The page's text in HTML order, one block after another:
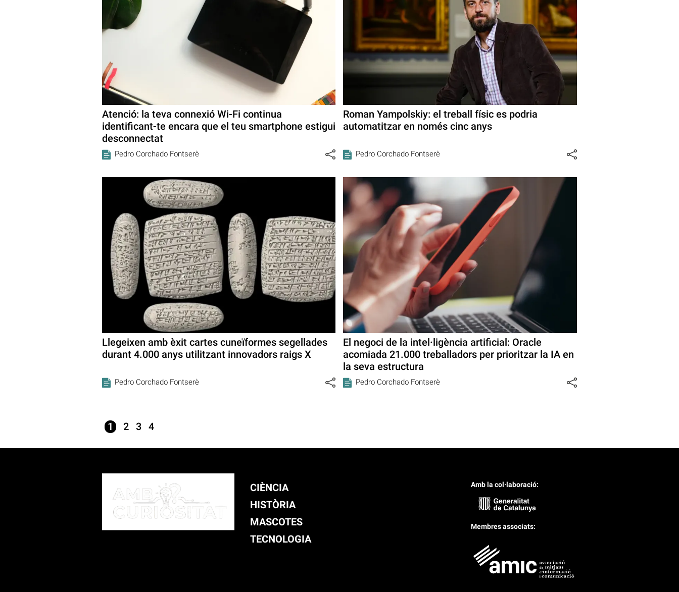
Atenció: la teva connexió Wi-Fi continua
identificant-te encara que el teu smartphone estigui
desconnectat
Pedro Corchado Fontserè
Roman Yampolskiy: el treball físic es podria
automatitzar en només cinc anys
Pedro Corchado Fontserè
Llegeixen amb èxit cartes cuneïformes segellades
durant 4.000 anys utilitzant innovadors raigs X
Pedro Corchado Fontserè
El negoci de la intel·ligència artificial: Oracle
acomiada 21.000 treballadors per prioritzar la IA en
la seva estructura
Pedro Corchado Fontserè
1 2 3 4
CIÈNCIA
HISTÒRIA
MASCOTES
TECNOLOGIA
Amb la col·laboració:
Membres associats: